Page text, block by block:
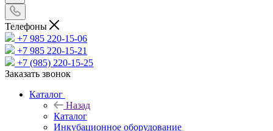
Телефоны
+7 985 220-15-06
+7 985 220-15-21
+7 (985) 220-15-25
Заказать звонок
Каталог
Назад
Каталог
Инкубационное оборудование